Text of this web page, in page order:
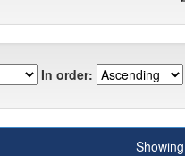
In order: